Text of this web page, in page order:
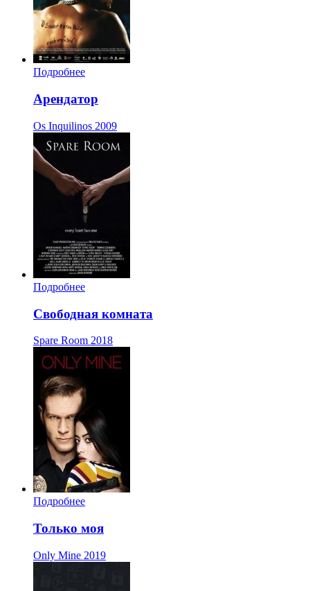
Подробнее
Арендатор
Os Inquilinos 2009
Подробнее
Свободная комната
Spare Room 2018
Подробнее
Только моя
Only Mine 2019